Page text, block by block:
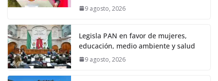
9 agosto, 2026
Legisla PAN en favor de mujeres,
educación, medio ambiente y salud
9 agosto, 2026